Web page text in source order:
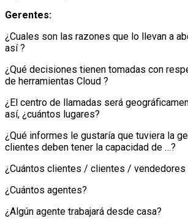
Gerentes:
¿Cuales son las razones que lo llevan a
así ?
¿Qué decisiones tienen tomadas con
de herramientas Cloud ?
¿El centro de llamadas será
así, ¿cuántos lugares?
¿Qué informes le gustaría que tuviera la
clientes deben tener la capacidad de …?
¿Cuántos clientes / clientes / vendedores
¿Cuántos agentes?
¿Algún agente trabajará desde casa?